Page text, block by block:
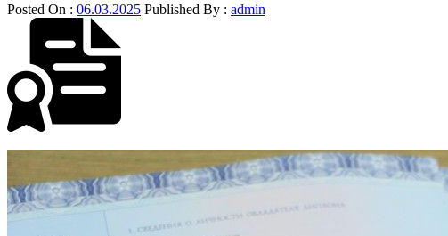
Posted On : 06.03.2025 Published By : admin